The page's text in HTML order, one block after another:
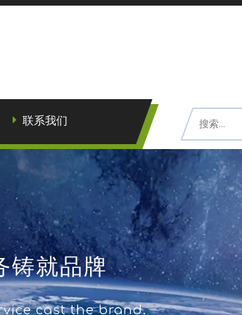
联系我们
铸就品牌
cast the brand.